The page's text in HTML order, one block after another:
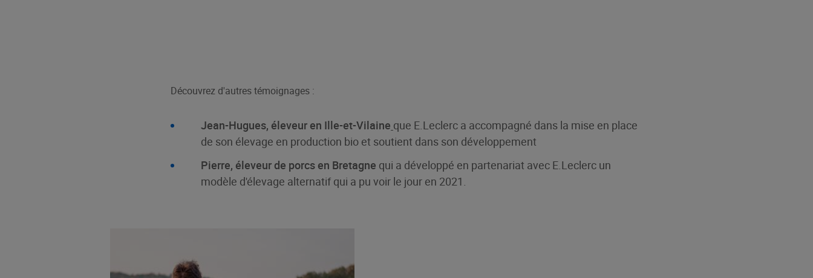
​​​​​​Découvrez d'autres témoignages :
Jean-Hugues, éleveur en Ille-et-Vilaine que E.Leclerc a accompagné dans la mise en place
de son élevage en production bio et soutient dans son développement
Pierre, éleveur de porcs en Bretagne qui a développé en partenariat avec E.Leclerc un
modèle d'élevage alternatif qui a pu voir le jour en 2021.